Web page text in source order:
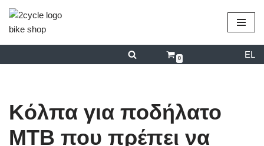
περιεχόμενο
Μεταπηδήστε
στο
0 EL
Kόλπα για ποδήλατο
ΜΤΒ που πρέπει να